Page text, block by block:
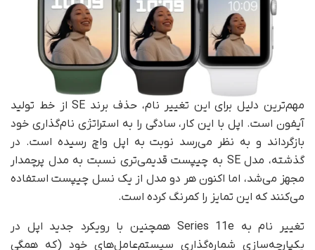
مهم‌ترین دلیل برای این تغییر نام، حذف برند SE از خط تولید
آیفون است. اپل با این کار، سادگی را به استراتژی نام‌گذاری خود
بازگرداند و به نظر می‌رسد نوبت به اپل واچ رسیده است. در
گذشته، مدل SE به چیپست قدیمی‌تری نسبت به مدل پرچمدار
مجهز می‌شد، اما اکنون هر دو مدل از یک نسل چیپست استفاده
می‌کنند که این تمایز را کمرنگ کرده است.
تغییر نام به Series 11e همچنین با رویکرد جدید اپل در
یکپارچه‌سازی شماره‌گذاری سیستم‌عامل‌های خود (که همگی